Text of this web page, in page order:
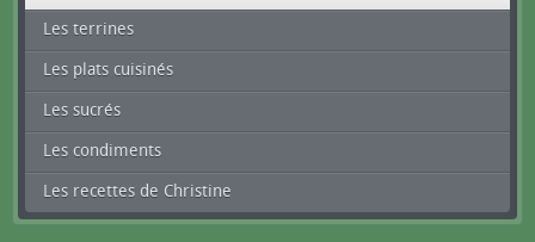
Les terrines
Les plats cuisinés
Les sucrés
Les condiments
Les recettes de Christine